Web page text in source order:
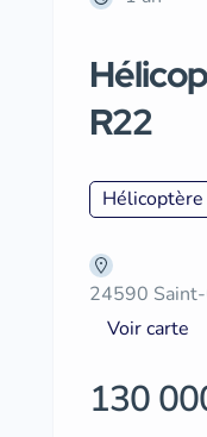
R22
Hélicoptère
24590
Voir carte
130